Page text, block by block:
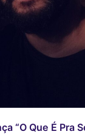
“O Que É Pra